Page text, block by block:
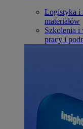
Logistyka i
materiałów
Szkolenia i
pracy i